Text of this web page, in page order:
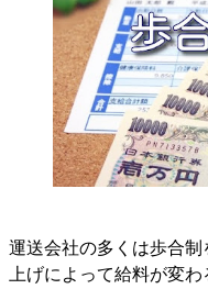
運送会社の多くは歩合
上げによって給料が変